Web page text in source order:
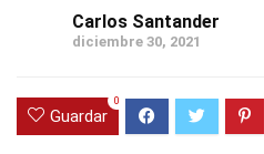
Carlos Santander
diciembre 30, 2021
Guardar
0